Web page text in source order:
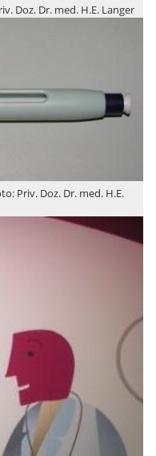
Doz. Dr. med. H.E. Langer
Priv. Doz. Dr. med. H.E.